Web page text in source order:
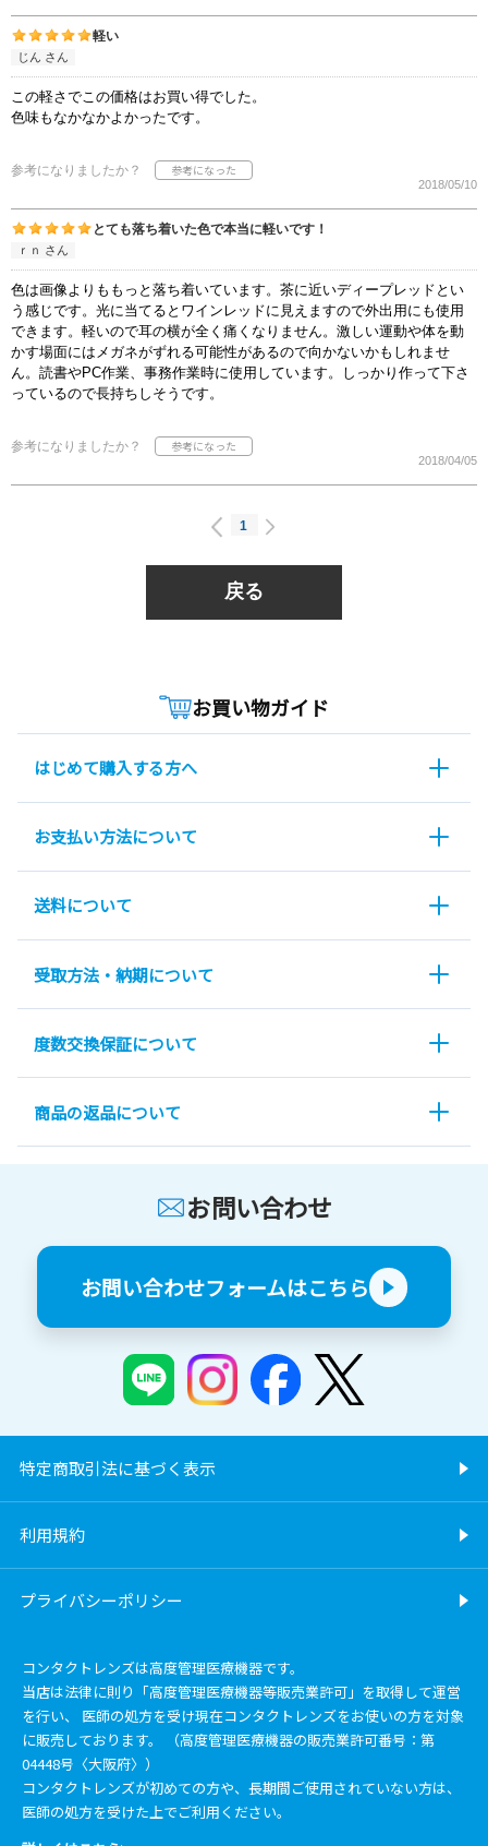
軽い
じん さん
この軽さでこの価格はお買い得でした。
色味もなかなかよかったです。
参考になりましたか？
2018/05/10
とても落ち着いた色で本当に軽いです！
ｒｎ さん
色は画像よりももっと落ち着いています。茶に近いディープレッドとい
う感じです。光に当てるとワインレッドに見えますので外出用にも使用
できます。軽いので耳の横が全く痛くなりません。激しい運動や体を動
かす場面にはメガネがずれる可能性があるので向かないかもしれませ
ん。読書やPC作業、事務作業時に使用しています。しっかり作って下さ
っているので長持ちしそうです。
参考になりましたか？
2018/04/05
1
戻る
お買い物ガイド
はじめて購入する方へ
お支払い方法について
送料について
受取方法・納期について
度数交換保証について
商品の返品について
お問い合わせ
お問い合わせフォームはこちら
特定商取引法に基づく表示
利用規約
プライバシーポリシー
コンタクトレンズは高度管理医療機器です。
当店は法律に則り「高度管理医療機器等販売業許可」を取得して運営
を行い、 医師の処方を受け現在コンタクトレンズをお使いの方を対象
に販売しております。 （高度管理医療機器の販売業許可番号：第
04448号〈大阪府〉）
コンタクトレンズが初めての方や、長期間ご使用されていない方は、
医師の処方を受けた上でご利用ください。